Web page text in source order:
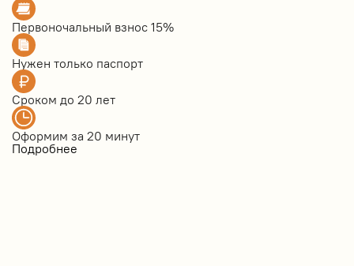
Первоночальный взнос 15%
Нужен только паспорт
Сроком до 20 лет
Оформим за 20 минут
Подробнее